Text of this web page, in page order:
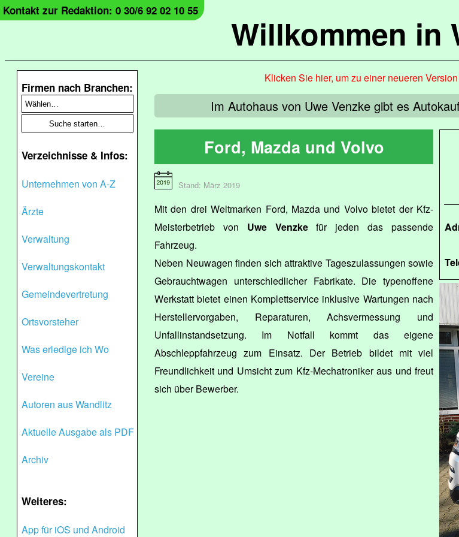
Willkommen in
Kontakt zur Redaktion: 0 30/6 92 02 10 55
Firmen nach Branchen:
Verzeichnisse & Infos:
Unternehmen von A-Z
Ärzte
Verwaltung
Verwaltungskontakt
Gemeindevertretung
Ortsvorsteher
Was erledige ich Wo
Vereine
Autoren aus Wandlitz
Aktuelle Ausgabe als PDF
Archiv
Weiteres:
App für iOS und Android
Klicken Sie hier, um zu einer neueren
Im Autohaus von Uwe Venzke gibt es
Ford, Mazda und Volvo
Stand: März 2019
Mit den drei Weltmarken Ford, Mazda und Volvo bietet der Kfz-
Meisterbetrieb von Uwe Venzkefür jeden das passende
Fahrzeug.
Neben Neuwagen finden sich attraktive Tageszulassungen sowie
Gebrauchtwagen unterschiedlicher Fabrikate. Die typenoffene
Werkstatt bietet einen Komplettservice inklusive Wartungen nach
Herstellervorgaben, Reparaturen, Achsvermessung und
Unfallinstandsetzung. Im Notfall kommt das eigene
Abschleppfahrzeug zum Einsatz. Der Betrieb bildet mit viel
Freundlichkeit und Umsicht zum Kfz-Mechatroniker aus und freut
sich über Bewerber.